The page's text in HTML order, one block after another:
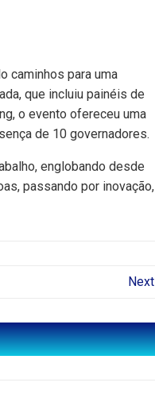
caminhos para uma
que incluiu painéis de
o evento ofereceu uma
de 10 governadores.
englobando desde
passando por inovação,
Next